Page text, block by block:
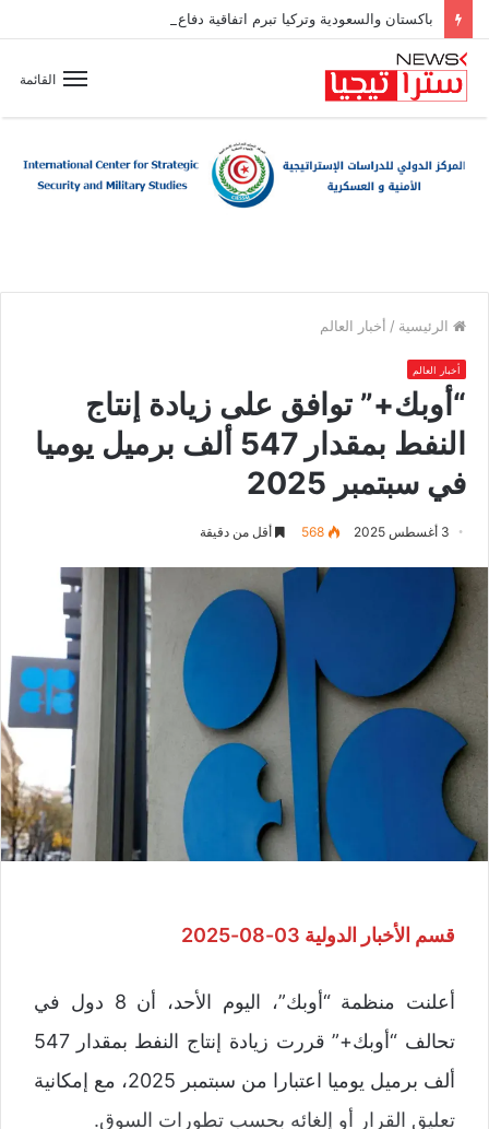
باكستان والسعودية وتركيا تبرم اتفاقية دفاع مشترك
القائمة
الرئيسية / أخبار العالم
أخبار العالم
“أوبك+” توافق على زيادة إنتاج
النفط بمقدار 547 ألف برميل يوميا
في سبتمبر 2025
3 أغسطس 2025 568 أقل من دقيقة
قسم الأخبار الدولية 03-08-2025
أعلنت منظمة “أوبك”، اليوم الأحد، أن 8 دول في
تحالف “أوبك+” قررت زيادة إنتاج النفط بمقدار 547
ألف برميل يوميا اعتبارا من سبتمبر 2025، مع إمكانية
تعليق القرار أو إلغائه بحسب تطورات السوق.